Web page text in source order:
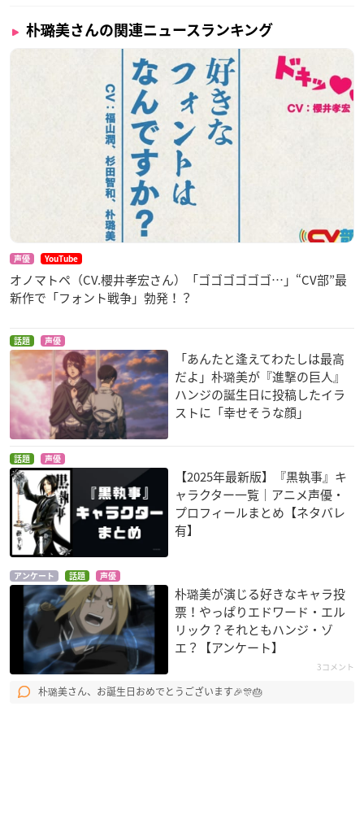
朴璐美さんの関連ニュースランキング
声優 YouTube
オノマトペ（CV.櫻井孝宏さん）「ゴゴゴゴゴゴ…」“CV部”最
新作で「フォント戦争」勃発！？
話題 声優
「あんたと逢えてわたしは最高
だよ」朴璐美が『進撃の巨人』
ハンジの誕生日に投稿したイラ
ストに「幸せそうな顔」
話題 声優
【2025年最新版】『黒執事』キ
ャラクター一覧｜アニメ声優・
プロフィールまとめ【ネタバレ
有】
アンケート 話題 声優
朴璐美が演じる好きなキャラ投
票！やっぱりエドワード・エル
リック？それともハンジ・ゾ
エ？【アンケート】
3コメント
朴璐美さん、お誕生日おめでとうございます🎉🎊🎂